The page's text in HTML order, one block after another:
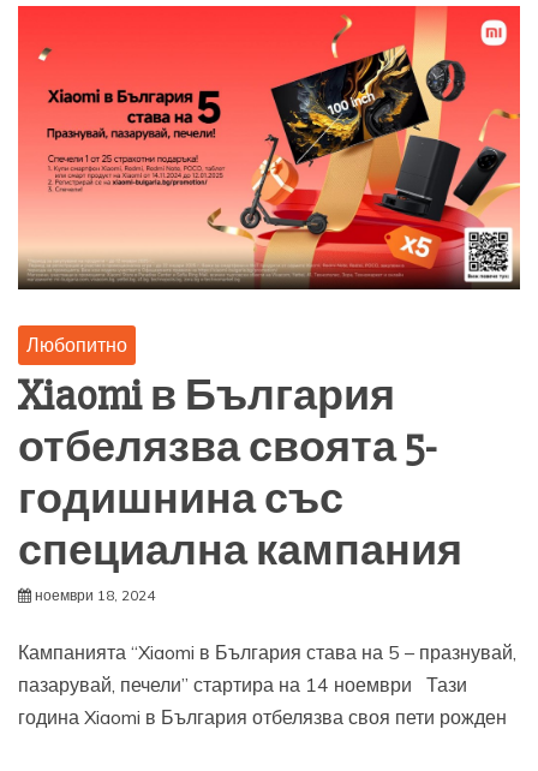
Любопитно
Xiaomi в България
отбелязва своята 5-
годишнина със
специална кампания
ноември 18, 2024
Кампанията “Xiaomi в България става на 5 – празнувай,
пазарувай, печели” стартира на 14 ноември Тази
година Xiaomi в България отбелязва своя пети рожден